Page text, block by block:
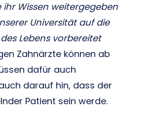
Wissen weitergegeben
Universität auf die
Lebens vorbereitet
Zahnärzte können ab
dafür auch
darauf hin, dass der
Patient sein werde.